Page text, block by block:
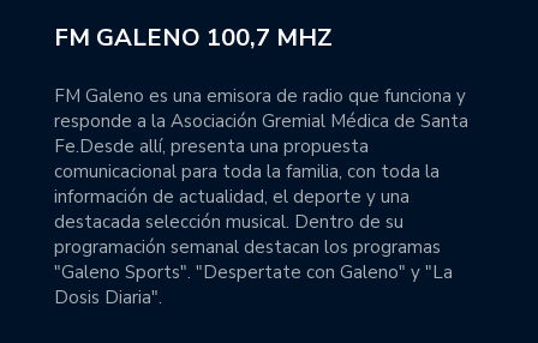
FM GALENO 100,7 MHZ
FM Galeno es una emisora de radio que funciona y
responde a la Asociación Gremial Médica de Santa
Fe.Desde allí, presenta una propuesta
comunicacional para toda la familia, con toda la
información de actualidad, el deporte y una
destacada selección musical. Dentro de su
programación semanal destacan los programas
"Galeno Sports". "Despertate con Galeno" y "La
Dosis Diaria".